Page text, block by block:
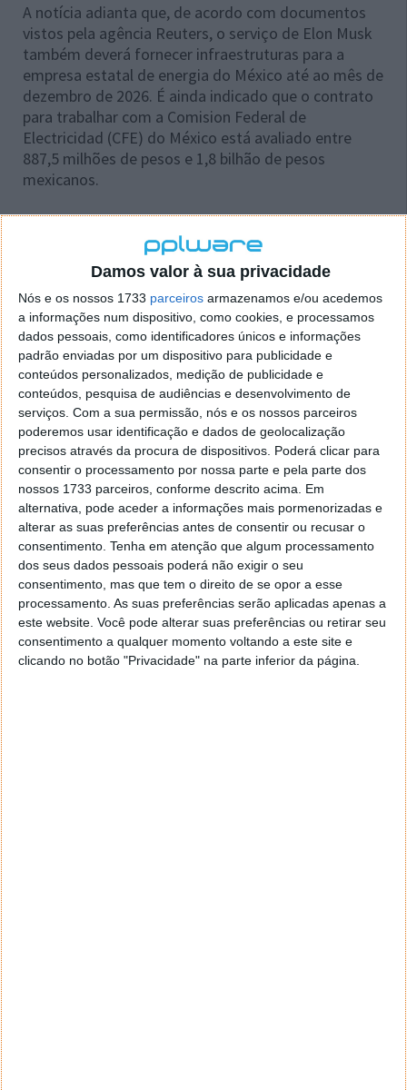
Damos valor à sua privacidade
Nós e os nossos 1733 parceiros armazenamos e/ou acedemos
a informações num dispositivo, como cookies, e processamos
dados pessoais, como identificadores únicos e informações
padrão enviadas por um dispositivo para publicidade e
conteúdos personalizados, medição de publicidade e
conteúdos, pesquisa de audiências e desenvolvimento de
serviços. Com a sua permissão, nós e os nossos parceiros
poderemos usar identificação e dados de geolocalização
precisos através da procura de dispositivos. Poderá clicar para
consentir o processamento por nossa parte e pela parte dos
nossos 1733 parceiros, conforme descrito acima. Em
alternativa, pode aceder a informações mais pormenorizadas e
alterar as suas preferências antes de consentir ou recusar o
consentimento. Tenha em atenção que algum processamento
dos seus dados pessoais poderá não exigir o seu
consentimento, mas que tem o direito de se opor a esse
processamento. As suas preferências serão aplicadas apenas a
este website. Você pode alterar suas preferências ou retirar seu
consentimento a qualquer momento voltando a este site e
clicando no botão "Privacidade" na parte inferior da página.
A notícia adianta que, de acordo com documentos
vistos pela agência Reuters, o serviço de Elon Musk
também deverá fornecer infraestruturas para a
empresa estatal de energia do México até ao mês de
dezembro de 2026. É ainda indicado que o contrato
para trabalhar com a Comision Federal de
Electricidad (CFE) do México está avaliado entre
887,5 milhões de pesos e 1,8 bilhão de pesos
mexicanos.
Este artigo tem mais de um ano
Fonte: Reuters
Neste artigo: Elon Musk,Internet, México,Starlink
Acompanhe o Pplware no Google Notícias
Proponha uma correção, faça uma sugestão
Autor:Marisa Pinto
PRÓXIMO ARTIGO
iServices: Preços imperdíveis em Powerbanks:
10.000mAh por apenas 14,95€